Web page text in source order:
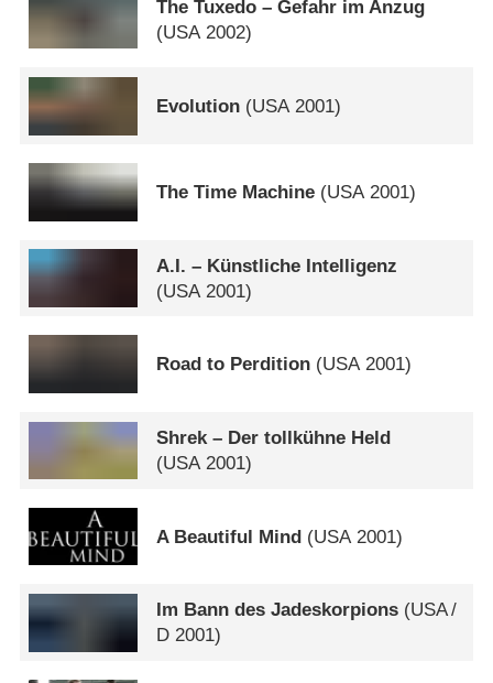
The Tuxedo – Gefahr im Anzug
(USA2002)
Evolution (USA 2001)
The Time Machine (USA2001)
A.I. – Künstliche Intelligenz
(USA 2001)
Road to Perdition (USA2001)
Shrek – Der tollkühne Held
(USA2001)
A Beautiful Mind (USA 2001)
Im Bann des Jadeskorpions (USA/
D 2001)